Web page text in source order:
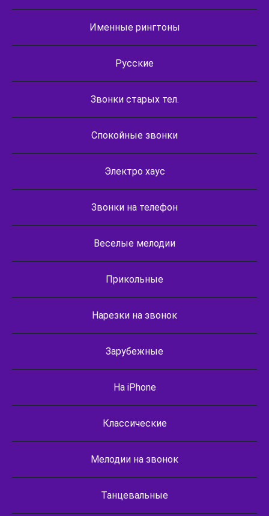
Именные рингтоны
Русские
Звонки старых тел.
Спокойные звонки
Электро хаус
Звонки на телефон
Веселые мелодии
Прикольные
Нарезки на звонок
Зарубежные
На iPhone
Классические
Мелодии на звонок
Танцевальные